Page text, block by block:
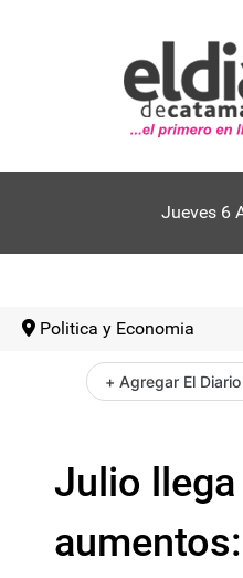
Jueves 6
Politica y Economia
+ Agregar El
Julio